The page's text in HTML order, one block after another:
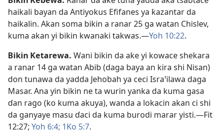
haikali bayan da Antiyokus Efifanes ya ƙazantar da
haikalin. Akan soma bikin a ranar 25 ga watan Chislev,
kuma akan yi bikin kwanaki takwas.​—Yoh 10:22.
Bikin Ƙetarewa. Wani bikin da ake yi kowace shekara
a ranar 14 ga watan Abib (daga baya an kira shi Nisan)
don tunawa da yadda Jehobah ya ceci Israꞌilawa daga
Masar. Ana yin bikin ne ta wurin yanka da kuma gasa
ɗan rago (ko kuma akuya), wanda a lokacin akan ci shi
da ganyaye masu ɗaci da kuma burodi marar yisti.​—Fit
12:27; Yoh 6:4; 1Ko 5:7.